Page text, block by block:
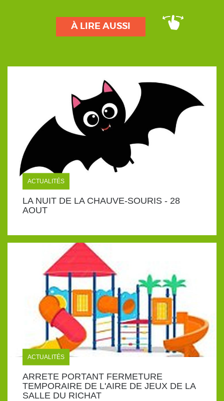
À LIRE AUSSI
ACTUALITÉS
LA NUIT DE LA CHAUVE-SOURIS - 28
AOUT
ACTUALITÉS
ARRETE PORTANT FERMETURE
TEMPORAIRE DE L'AIRE DE JEUX DE LA
SALLE DU RICHAT